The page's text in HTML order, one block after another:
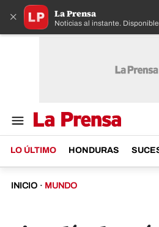
× La Prensa
Noticias al instante.
LO ÚLTIMO HONDURAS
INICIO · MUNDO